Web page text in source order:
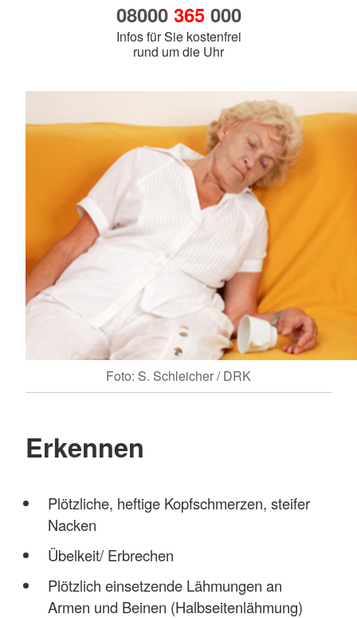
08000 365000
Infos für Sie kostenfrei
rund um die Uhr
Foto: S. Schleicher / DRK
Erkennen
Plötzliche, heftige Kopfschmerzen, steifer
Nacken
Übelkeit/ Erbrechen
Plötzlich einsetzende Lähmungen an
Armen und Beinen (Halbseitenlähmung)